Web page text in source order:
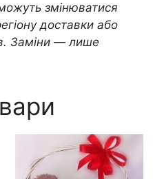
змінюватися
доставки або
Заміни — лише